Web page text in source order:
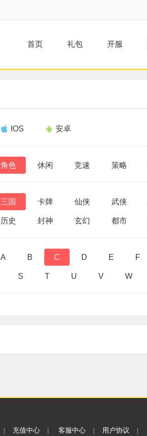
首页 礼包 开服
IOS 安卓
角色 休闲 竞速 策略
三国 卡牌 仙侠 武侠
历史 封神 玄幻 都市
A B C D E F
S T U V W
| 充值中心 | 客服中心 | 用户协议 |